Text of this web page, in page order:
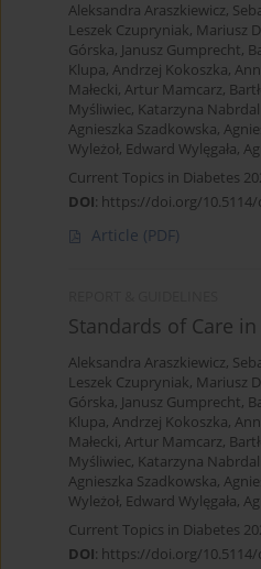
Aleksandra Araszkiewicz,
Leszek Czupryniak, Mariusz
Górska, Janusz Gumprecht,
Klupa, Andrzej Kokoszka,
Małecki, Artur Mamcarz,
Myśliwiec, Katarzyna
Agnieszka Szadkowska,
Wyleżoł, Edward Wylęgała,
Current Topics in Diabetes
DOI: https://doi.org/10.5114/
Article (PDF)
Standards of Care
Aleksandra Araszkiewicz,
Leszek Czupryniak, Mariusz
Górska, Janusz Gumprecht,
Klupa, Andrzej Kokoszka,
Małecki, Artur Mamcarz,
Myśliwiec, Katarzyna
Agnieszka Szadkowska,
Wyleżoł, Edward Wylęgała,
Current Topics in Diabetes
DOI: https://doi.org/10.5114/